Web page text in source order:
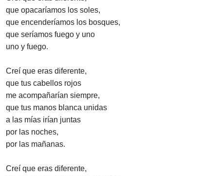
que opacaríamos los soles,
que encenderíamos los bosques,
que seríamos fuego y uno
uno y fuego.
Creí que eras diferente,
que tus cabellos rojos
me acompañarían siempre,
que tus manos blanca unidas
a las mías irían juntas
por las noches,
por las mañanas.
Creí que eras diferente,